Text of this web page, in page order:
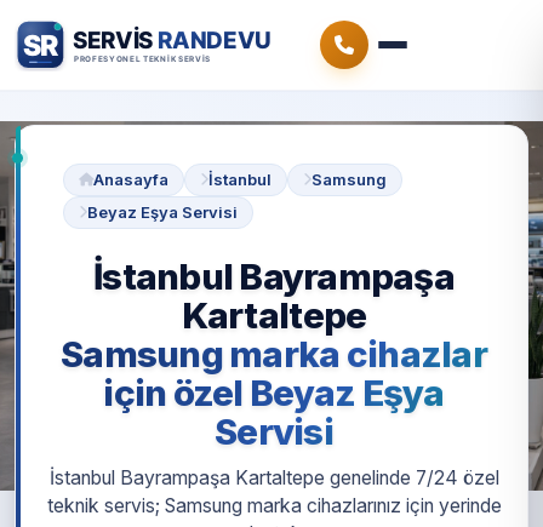
Anasayfa İstanbul
Samsung
Beyaz Eşya Servisi
İstanbul Bayrampaşa
Kartaltepe
Samsung marka cihazlar
için özel Beyaz Eşya
Servisi
İstanbul Bayrampaşa Kartaltepe genelinde 7/24 özel
teknik servis; Samsung marka cihazlarınız için yerinde